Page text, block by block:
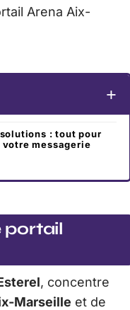
Arena Aix-
: tout pour
messagerie
portail
, concentre
Marseille et de